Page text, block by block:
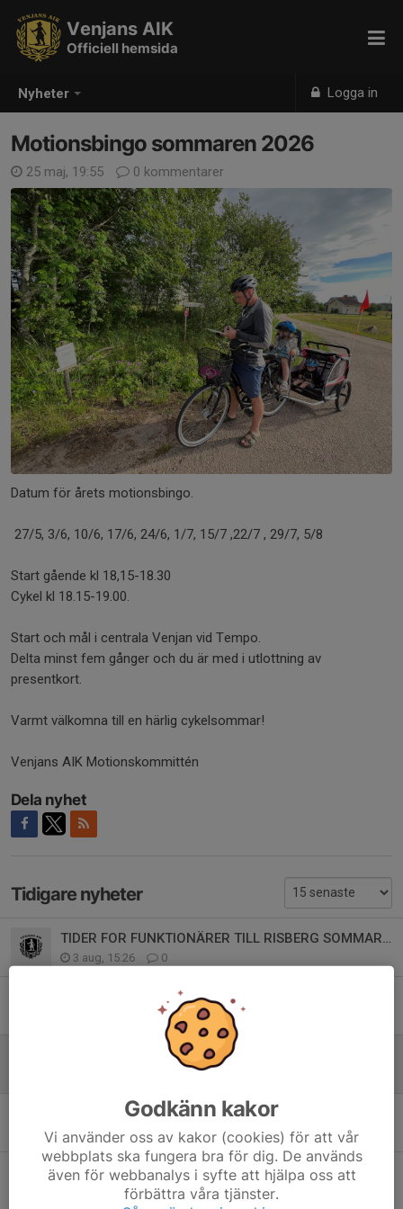
Nyheter Logga in
Venjans AIK
Officiell hemsida
Motionsbingo sommaren 2026
25 maj, 19:55 0 kommentarer
Datum för årets motionsbingo.
27/5, 3/6, 10/6, 17/6, 24/6, 1/7, 15/7 ,22/7 , 29/7, 5/8
Start gående kl 18,15-18.30
Cykel kl 18.15-19.00.
Start och mål i centrala Venjan vid Tempo.
Delta minst fem gånger och du är med i utlottning av
presentkort.
Varmt välkomna till en härlig cykelsommar!
Venjans AIK Motionskommittén
Dela nyhet
Tidigare nyheter
TIDER FOR FUNKTIONÄRER TILL RISBERG SOMMAREN 2026
3 aug, 15:26 0
Venjans AIK 24h i rörelse 2026
0
Motionsbingo sommaren 2026
Karnevalen 2026
25 maj, 19:51 0
INSTÄLLD TÄVLING
15 feb, 10:14 0
Godkänn kakor
Vi använder oss av kakor (cookies) för att vår
webbplats ska fungera bra för dig. De används
även för webbanalys i syfte att hjälpa oss att
förbättra våra tjänster.